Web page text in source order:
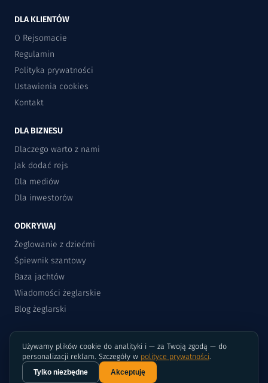
Używamy plików cookie do analityki i — za Twoją zgodą — do
personalizacji reklam. Szczegóły w polityce prywatności.
Tylko niezbędne Akceptuję
DLA KLIENTÓW
O Rejsomacie
Regulamin
Polityka prywatności
Ustawienia cookies
Kontakt
DLA BIZNESU
Dlaczego warto z nami
Jak dodać rejs
Dla mediów
Dla inwestorów
ODKRYWAJ
Żeglowanie z dziećmi
Śpiewnik szantowy
Baza jachtów
Wiadomości żeglarskie
Blog żeglarski